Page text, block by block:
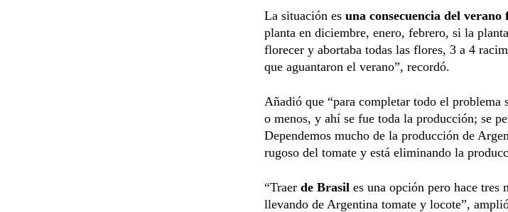
La situación es una consecuencia del verano
planta en diciembre, enero, febrero, si la
florecer y abortaba todas las flores, 3 a 4
que aguantaron el verano”, recordó.
Añadió que “para completar todo el problema
o menos, y ahí se fue toda la producción; se
Dependemos mucho de la producción de
rugoso del tomate y está eliminando la
“Traer de Brasil es una opción pero hace tres
llevando de Argentina tomate y locote”,